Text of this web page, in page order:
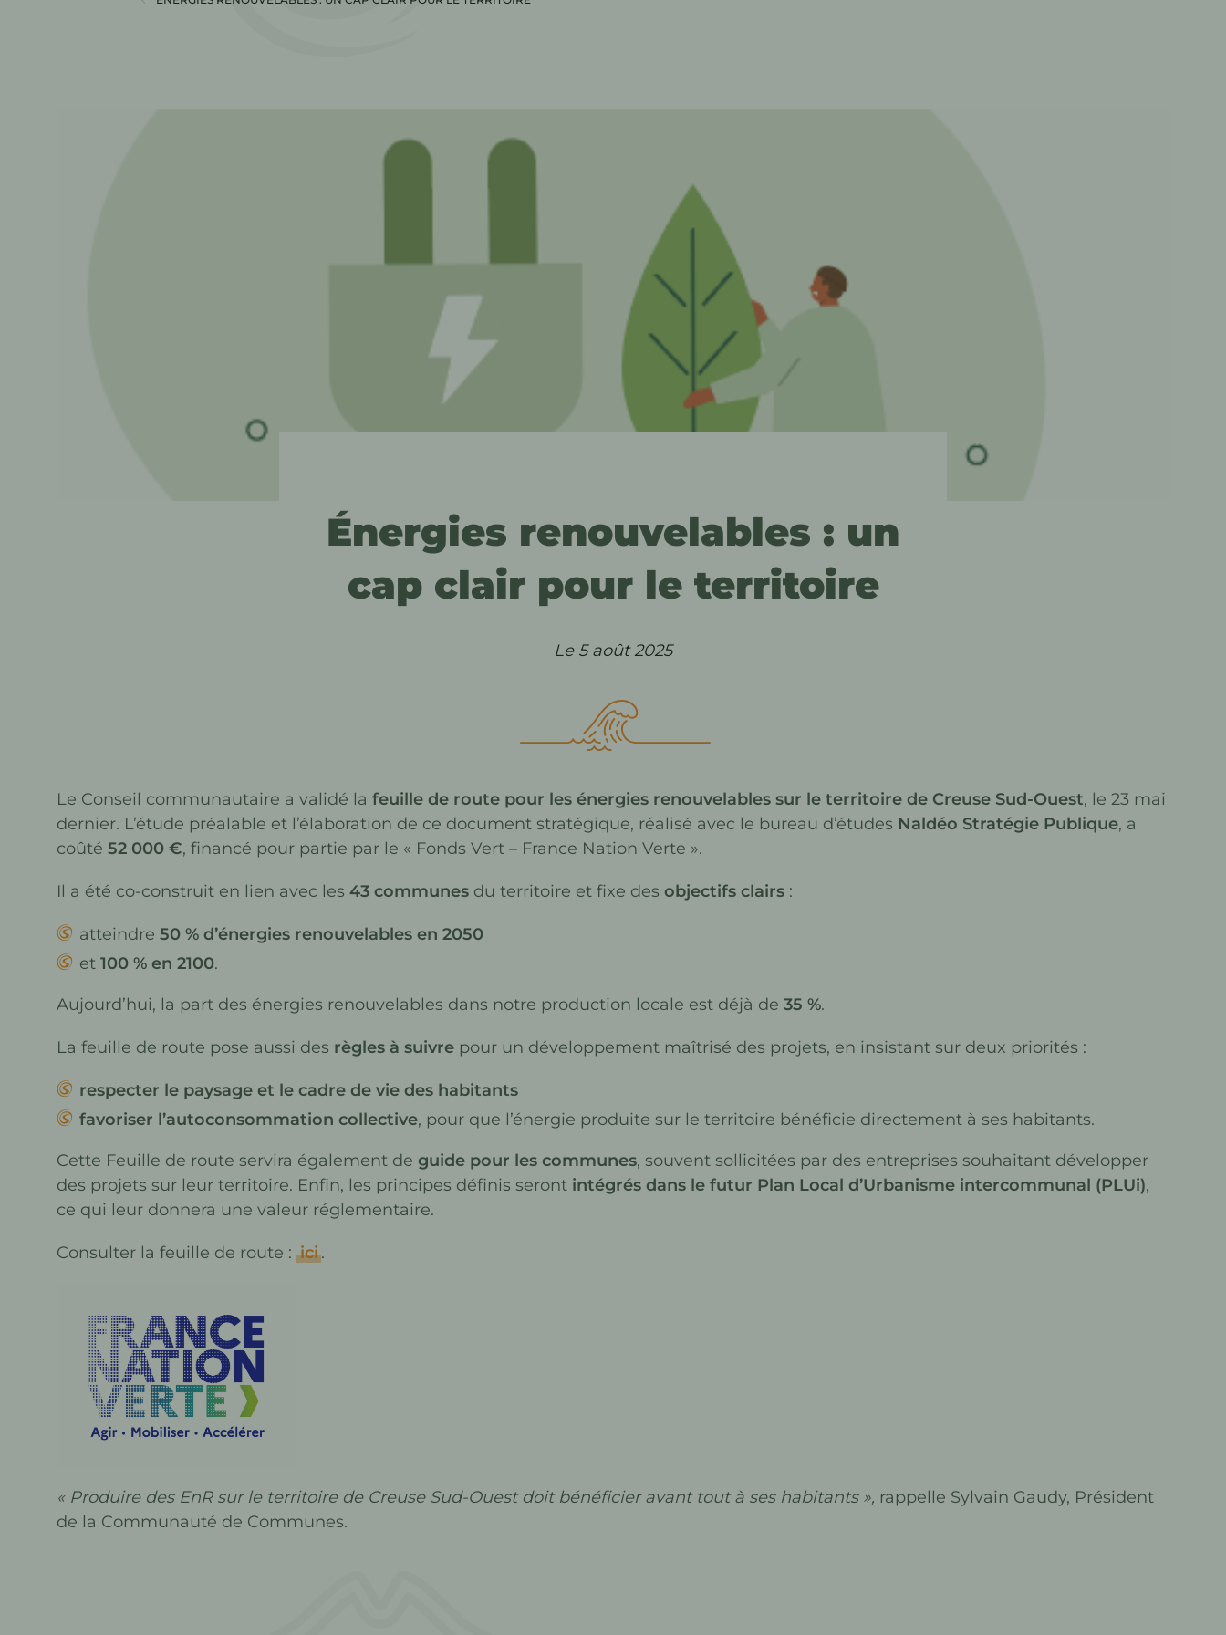
Énergies renouvelables : un
cap clair pour le territoire
Le 5 août 2025
Le Conseil communautaire a validé la feuille de route pour les énergies renouvelables sur le territoire de Creuse Sud-Ouest, le 23 mai
dernier. L’étude préalable et l’élaboration de ce document stratégique, réalisé avec le bureau d’études Naldéo Stratégie Publique, a
coûté 52 000 €, financé pour partie par le « Fonds Vert – France Nation Verte ».
Il a été co-construit en lien avec les 43 communes du territoire et fixe des objectifs clairs :
atteindre 50 % d’énergies renouvelables en 2050
et 100 % en 2100.
Aujourd’hui, la part des énergies renouvelables dans notre production locale est déjà de 35 %.
La feuille de route pose aussi des règles à suivre pour un développement maîtrisé des projets, en insistant sur deux priorités :
respecter le paysage et le cadre de vie des habitants
favoriser l’autoconsommation collective, pour que l’énergie produite sur le territoire bénéficie directement à ses habitants.
Cette Feuille de route servira également de guide pour les communes, souvent sollicitées par des entreprises souhaitant développer
des projets sur leur territoire. Enfin, les principes définis seront intégrés dans le futur Plan Local d’Urbanisme intercommunal (PLUi),
ce qui leur donnera une valeur réglementaire.
Consulter la feuille de route : ici .
« Produire des EnR sur le territoire de Creuse Sud-Ouest doit bénéficier avant tout à ses habitants », rappelle Sylvain Gaudy, Président
de la Communauté de Communes.